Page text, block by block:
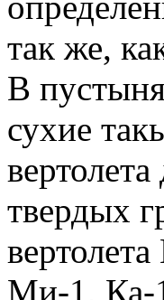
так же,
В
сухие
твердых
Ми-1, Ка-